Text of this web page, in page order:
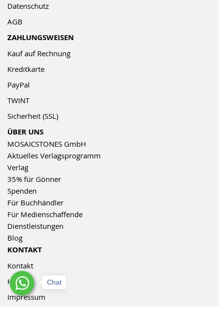
Datenschutz
AGB
ZAHLUNGSWEISEN
Kauf auf Rechnung
Kreditkarte
PayPal
TWINT
Sicherheit (SSL)
ÜBER UNS
MOSAICSTONES GmbH
Aktuelles Verlagsprogramm
Verlag
35% für Gönner
Spenden
Für Buchhändler
Für Medienschaffende
Dienstleistungen
Blog
KONTAKT
Kontakt
Hilfe
Impressum
Chat